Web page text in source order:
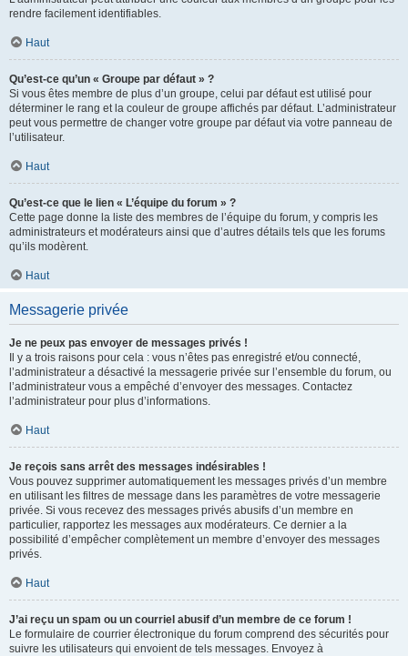
rendre facilement identifiables.
Haut
Qu’est-ce qu’un « Groupe par défaut » ?
Si vous êtes membre de plus d’un groupe, celui par défaut est utilisé pour
déterminer le rang et la couleur de groupe affichés par défaut. L’administrateur
peut vous permettre de changer votre groupe par défaut via votre panneau de
l’utilisateur.
Haut
Qu’est-ce que le lien « L’équipe du forum » ?
Cette page donne la liste des membres de l’équipe du forum, y compris les
administrateurs et modérateurs ainsi que d’autres détails tels que les forums
qu’ils modèrent.
Haut
Messagerie privée
Je ne peux pas envoyer de messages privés !
Il y a trois raisons pour cela : vous n’êtes pas enregistré et/ou connecté,
l’administrateur a désactivé la messagerie privée sur l’ensemble du forum, ou
l’administrateur vous a empêché d’envoyer des messages. Contactez
l’administrateur pour plus d’informations.
Haut
Je reçois sans arrêt des messages indésirables !
Vous pouvez supprimer automatiquement les messages privés d’un membre
en utilisant les filtres de message dans les paramètres de votre messagerie
privée. Si vous recevez des messages privés abusifs d’un membre en
particulier, rapportez les messages aux modérateurs. Ce dernier a la
possibilité d’empêcher complètement un membre d’envoyer des messages
privés.
Haut
J’ai reçu un spam ou un courriel abusif d’un membre de ce forum !
Le formulaire de courrier électronique du forum comprend des sécurités pour
suivre les utilisateurs qui envoient de tels messages. Envoyez à